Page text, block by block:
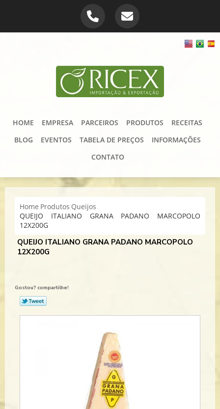
HOME EMPRESA PARCEIROS PRODUTOS
RECEITAS
BLOG
EVENTOS TABELA DE PREÇOS
INFORMAÇÕES
CONTATO
Home Produtos Queijos
QUEIJO ITALIANO GRANA PADANO MARCOPOLO
12X200G
QUEIJO ITALIANO GRANA PADANO MARCOPOLO
12X200G
Gostou? compartilhe!